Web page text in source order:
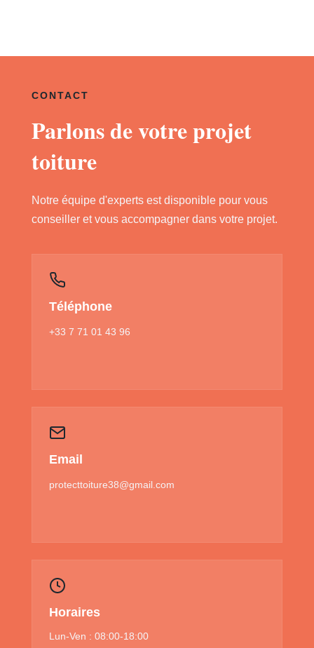
CONTACT
Parlons de votre projet
toiture
Notre équipe d'experts est disponible pour vous
conseiller et vous accompagner dans votre projet.
Téléphone
+33 7 71 01 43 96
Email
protecttoiture38@gmail.com
Horaires
Lun-Ven : 08:00-18:00